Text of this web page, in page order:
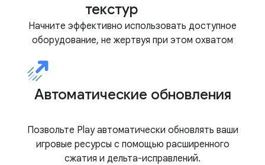
текстур
Начните эффективно использовать доступное
оборудование, не жертвуя при этом охватом
Автоматические обновления
Позвольте Play автоматически обновлять ваши
игровые ресурсы с помощью расширенного
сжатия и дельта-исправлений.